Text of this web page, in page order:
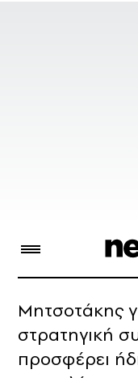
Μητσοτάκης
στρατηγική
προσφέρει